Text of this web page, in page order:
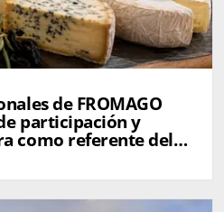
de FROMAGO
participación y
como referente del